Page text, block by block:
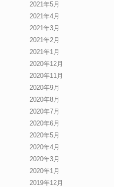
2021年5月
2021年4月
2021年3月
2021年2月
2021年1月
2020年12月
2020年11月
2020年9月
2020年8月
2020年7月
2020年6月
2020年5月
2020年4月
2020年3月
2020年1月
2019年12月